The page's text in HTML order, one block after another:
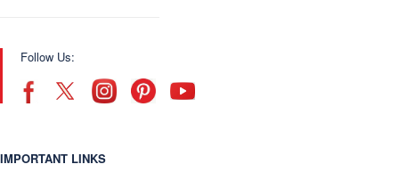
Follow Us:
IMPORTANT LINKS